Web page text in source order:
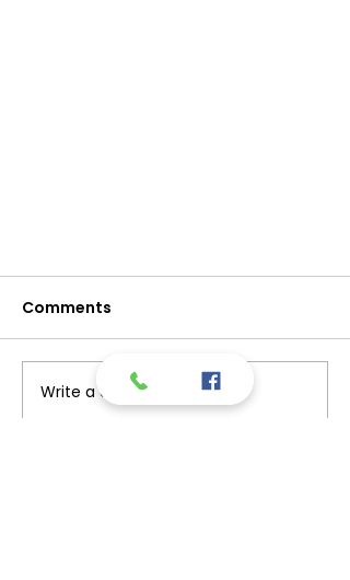
Comments
Write a comment...